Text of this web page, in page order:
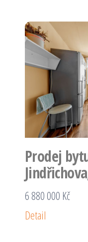
Prodej
6 880 000 Kč
Detail